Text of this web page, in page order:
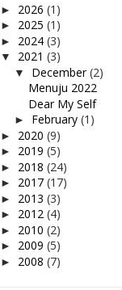
► 2026 (1)
► 2025 (1)
► 2024 (3)
▼ 2021 (3)
▼ December(2)
Menuju 2022
Dear My Self
► February (1)
► 2020 (9)
► 2019 (5)
► 2018 (24)
► 2017 (17)
► 2013 (3)
► 2012 (4)
► 2010 (2)
► 2009 (5)
► 2008 (7)